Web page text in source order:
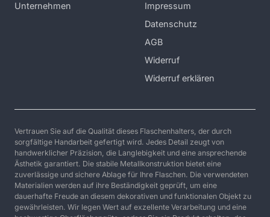
Unternehmen
Impressum
Datenschutz
AGB
Widerruf
Widerruf erklären
Vertrauen Sie auf die Qualität dieses Flaschenhalters, der durch
sorgfältige Handarbeit gefertigt wird. Jedes Detail zeugt von
handwerklicher Präzision, die Langlebigkeit und eine ansprechende
Ästhetik garantiert. Die stabile Metallkonstruktion bietet eine
zuverlässige und sichere Ablage für Ihre Flaschen. Die verwendeten
Materialien werden auf ihre Beständigkeit geprüft, um eine
dauerhafte Freude an diesem dekorativen und funktionalen Objekt zu
gewährleisten. Wir legen Wert auf exzellente Verarbeitung und eine